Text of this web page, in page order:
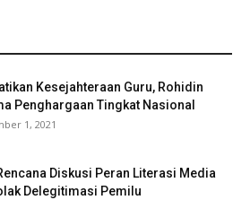
Kesejahteraan Guru, Rohidin
Penghargaan Tingkat Nasional
1, 2021
Diskusi Peran Literasi Media
Delegitimasi Pemilu